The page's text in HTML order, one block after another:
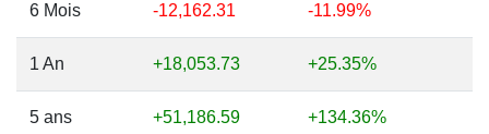
6 Mois -12,162.31 -11.99%
1 An +18,053.73 +25.35%
5 ans +51,186.59 +134.36%